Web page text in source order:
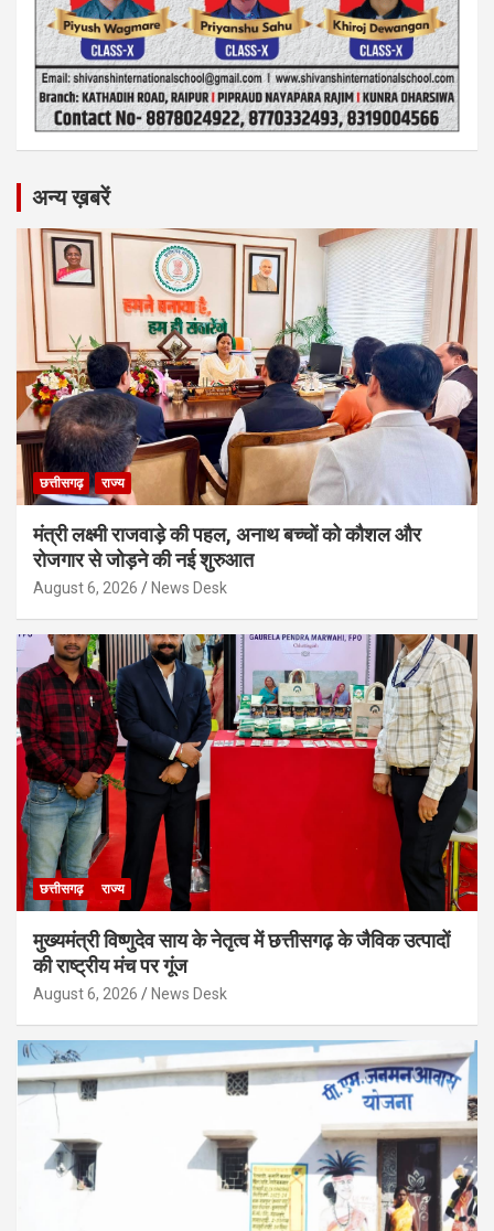
अन्य ख़बरें
छत्तीसगढ़ राज्य
मंत्री लक्ष्मी राजवाड़े की पहल, अनाथ बच्चों को कौशल और
रोजगार से जोड़ने की नई शुरुआत
August 6, 2026 News Desk
छत्तीसगढ़ राज्य
मुख्यमंत्री विष्णुदेव साय के नेतृत्व में छत्तीसगढ़ के जैविक उत्पादों
की राष्ट्रीय मंच पर गूंज
August 6, 2026 News Desk